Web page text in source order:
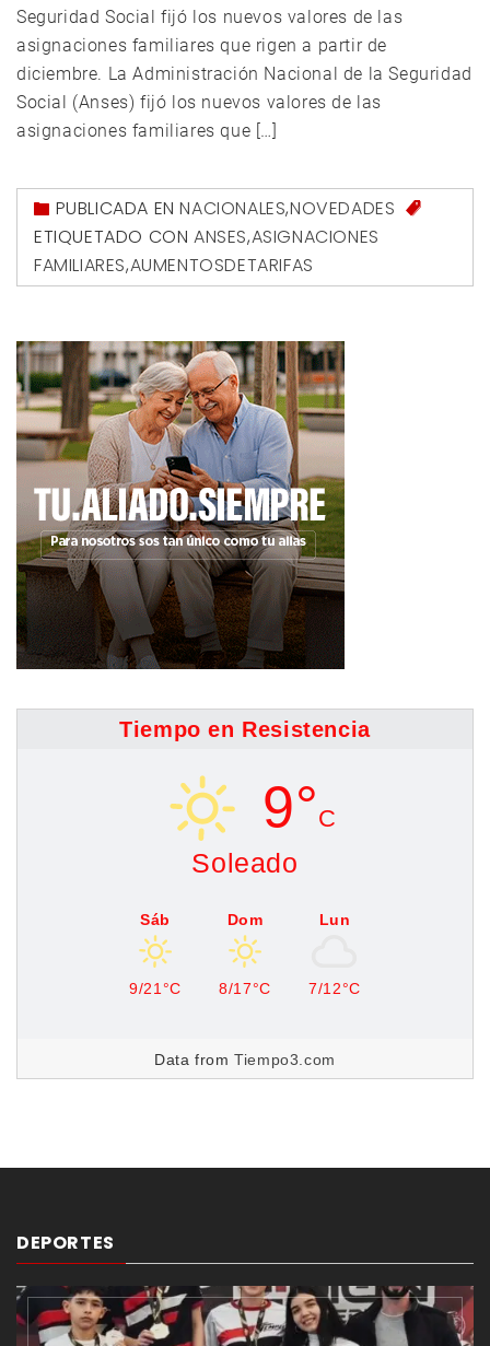
Seguridad Social fijó los nuevos valores de las
asignaciones familiares que rigen a partir de
diciembre. La Administración Nacional de la Seguridad
Social (Anses) fijó los nuevos valores de las
asignaciones familiares que […]
PUBLICADA ENNACIONALES,NOVEDADES
ETIQUETADO CON ANSES,ASIGNACIONES
FAMILIARES,AUMENTOSDETARIFAS
Tiempo en Resistencia
9°C
Soleado
Sáb
9/21°C
Dom
8/17°C
Lun
7/12°C
Data fromTiempo3.com
DEPORTES